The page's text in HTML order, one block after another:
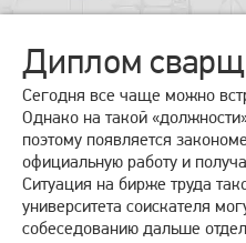
Диплом
Сегодня все чаще можно
Однако на такой
поэтому появляется
официальную работу и
Ситуация на бирже труда
университета соискателя
собеседованию дальше